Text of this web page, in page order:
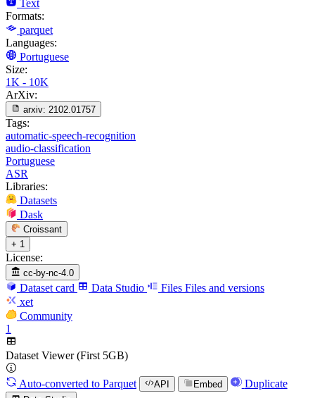
Text
Formats:
parquet
Languages:
Portuguese
Size:
1K - 10K
ArXiv:
arxiv: 2102.01757
Tags:
automatic-speech-recognition
audio-classification
Portuguese
ASR
Libraries:
Datasets
Dask
Croissant
+ 1
License:
cc-by-nc-4.0
Dataset card Data Studio Files Files and versions
xet
Community
1
Dataset Viewer (First 5GB)
Auto-converted to Parquet API Embed Duplicate